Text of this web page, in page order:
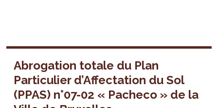
Abrogation totale du Plan
Particulier d’Affectation du Sol
(PPAS) n°07-02 « Pacheco » de la